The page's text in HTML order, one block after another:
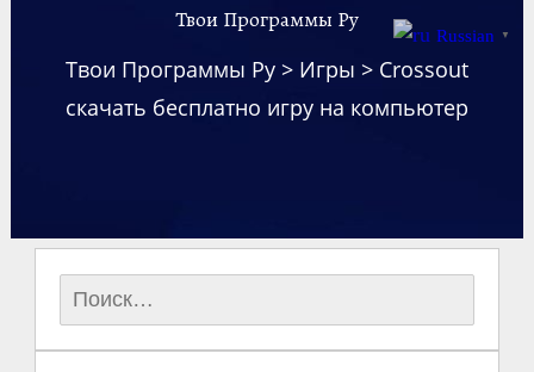
Твои Программы Ру
Твои Программы Ру> Игры > Crossout
скачать бесплатно игру на компьютер
Найти:
Russian ▼